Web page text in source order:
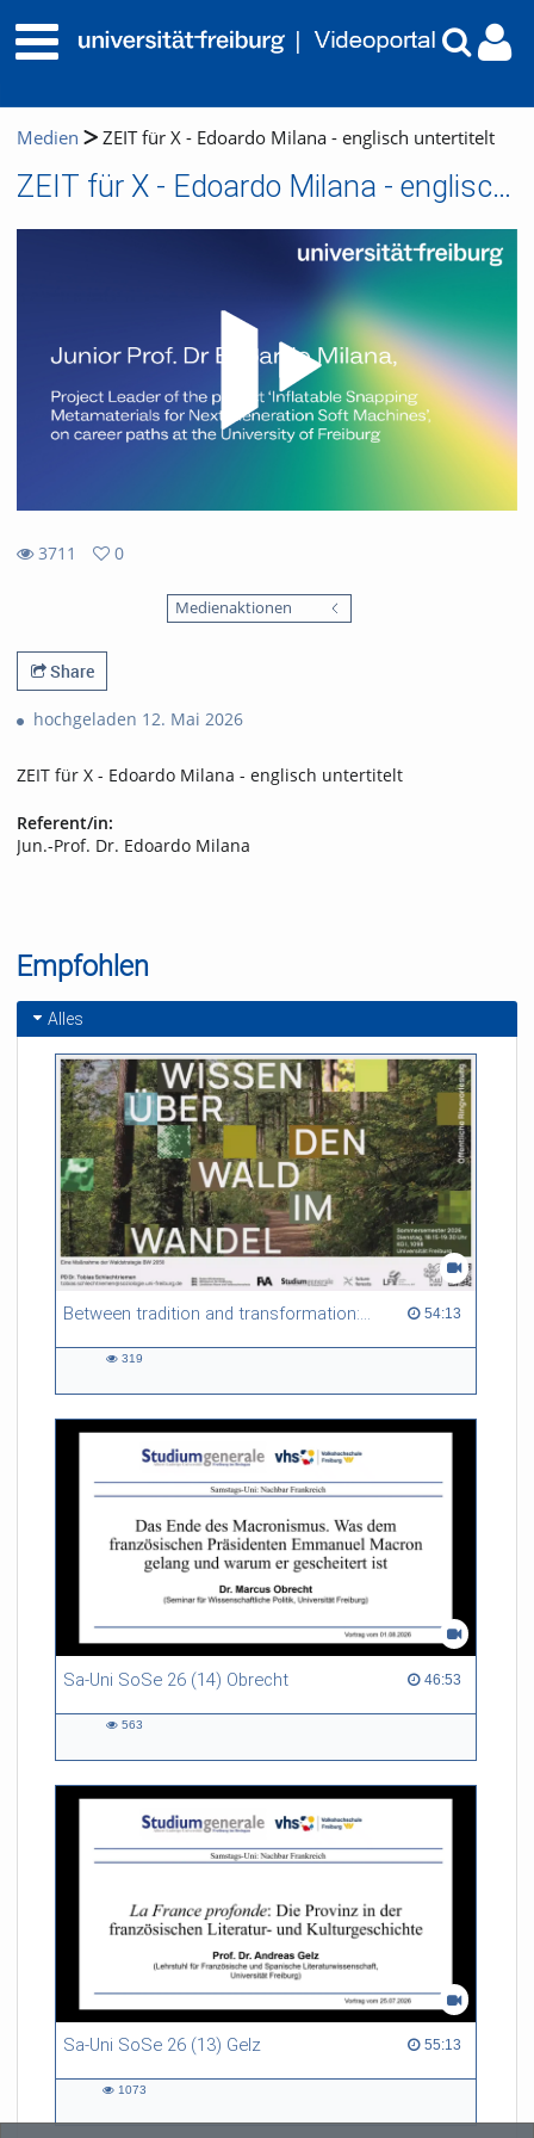
Medien ZEIT für X - Edoardo Milana - englisch untertitelt
ZEIT für X - Edoardo Milana - englisch untertitelt
3711
0
Medienaktionen
Share
hochgeladen 12. Mai 2026
ZEIT für X - Edoardo Milana - englisch untertitelt
Referent/in:
Jun.-Prof. Dr. Edoardo Milana
Empfohlen
Alles
Between tradition and transformation: how owners, advisers and institutions co-create knowledge for resilient forests in Europe 54:13
54:13 duration
319
Sa-Uni SoSe 26 (14) Obrecht 46:53
46:53 duration
563
Sa-Uni SoSe 26 (13) Gelz 55:13
55:13 duration
1073